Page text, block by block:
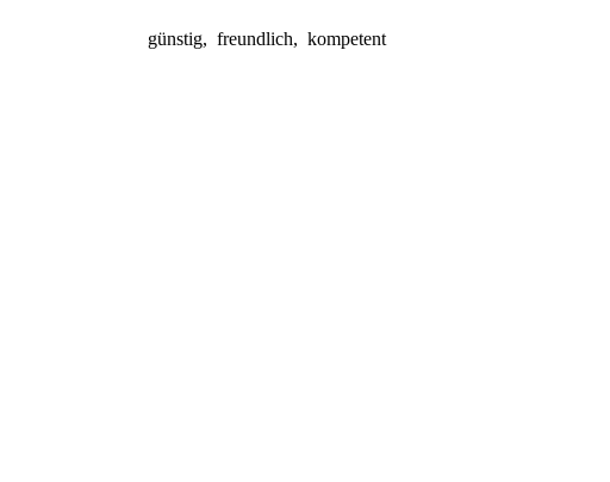
günstig, freundlich, kompetent